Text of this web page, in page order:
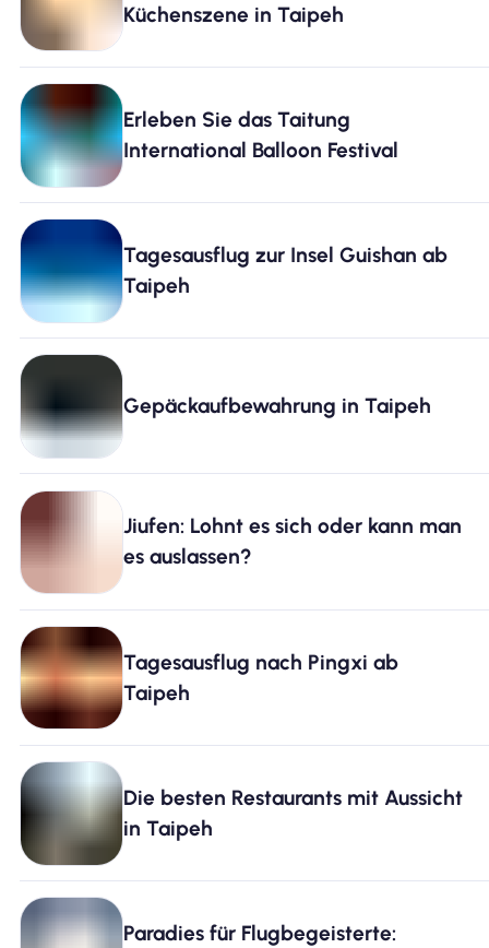
Küchenszene in Taipeh
Erleben Sie das Taitung
International Balloon Festival
Tagesausflug zur Insel Guishan ab
Taipeh
Gepäckaufbewahrung in Taipeh
Jiufen: Lohnt es sich oder kann man
es auslassen?
Tagesausflug nach Pingxi ab
Taipeh
Die besten Restaurants mit Aussicht
in Taipeh
Paradies für Flugbegeisterte: